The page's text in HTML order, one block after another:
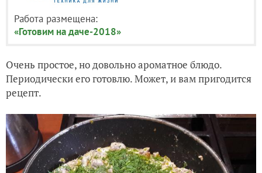
Работа размещена:
«Готовим на даче-2018»
Очень простое, но довольно ароматное блюдо.
Периодически его готовлю. Может, и вам пригодится
рецепт.